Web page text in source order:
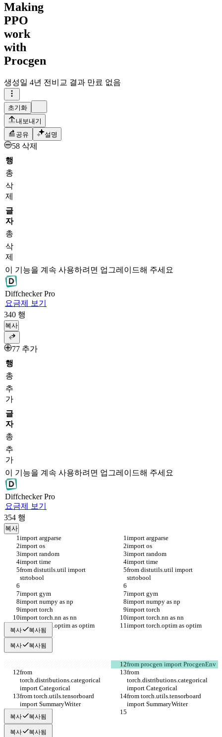
Making
PPO
work
with
Procgen
생성일 4년 전 비교 결과 만료 없음
초기화
내보내기
공유
설명
58 삭제
행
총
삭
제
글
자
총
삭
제
이 기능을 계속 사용하려면 업그레이드해 주세요
DiffcheckerPro
요금제 보기
340 행
복사
77 추가
행
총
추
가
글
자
총
추
가
이 기능을 계속 사용하려면 업그레이드해 주세요
DiffcheckerPro
요금제 보기
354 행
복사
import argparse
import argparse
import os
import os
import random
import random
import time
import time
from distutils.util import
strtobool
from distutils.util import
strtobool
import gym
import gym
import numpy as np
import numpy as np
import torch
import torch
import torch.nn as nn
import torch.nn as nn
import torch.optim as optim
import torch.optim as optim
복사 복사됨
복사 복사됨
from procgen import ProcgenEnv
from
torch.distributions.categorical
import Categorical
from
torch.distributions.categorical
import Categorical
from torch.utils.tensorboard
import SummaryWriter
from torch.utils.tensorboard
import SummaryWriter
복사 복사됨
복사 복사됨